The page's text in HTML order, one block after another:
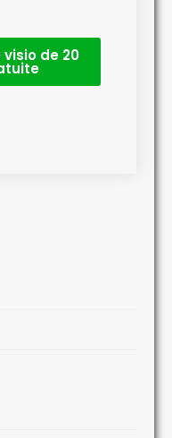
visio de 20